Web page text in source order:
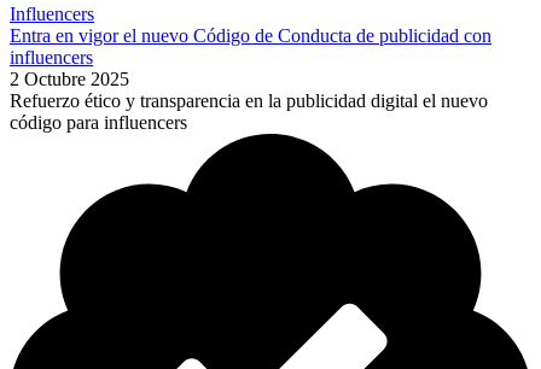
Influencers
Entra en vigor el nuevo Código de Conducta de publicidad con
influencers
2 Octubre 2025
Refuerzo ético y transparencia en la publicidad digital el nuevo
código para influencers